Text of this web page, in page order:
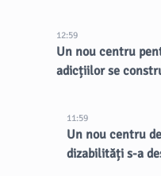
12:59
Un nou centru
adicțiilor se
11:59
Un nou centru
dizabilități s-a